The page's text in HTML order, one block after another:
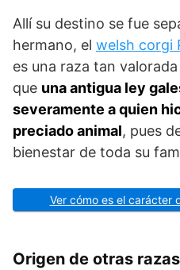
Allí su destino se fue
hermano, el welsh corgi
es una raza tan
que una antigua ley
severamente a quien
preciado animal, pues
bienestar de toda su
Ver cómo es el carácter
Origen de otras